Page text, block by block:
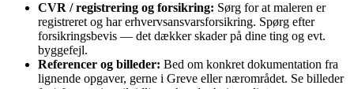
CVR / registrering og forsikring: Sørg for at maleren er
registreret og har erhvervsansvarsforsikring. Spørg efter
forsikringsbevis — det dækker skader på dine ting og evt.
byggefejl.
Referencer og billeder: Bed om konkret dokumentation fra
lignende opgaver, gerne i Greve eller nærområdet. Se billeder